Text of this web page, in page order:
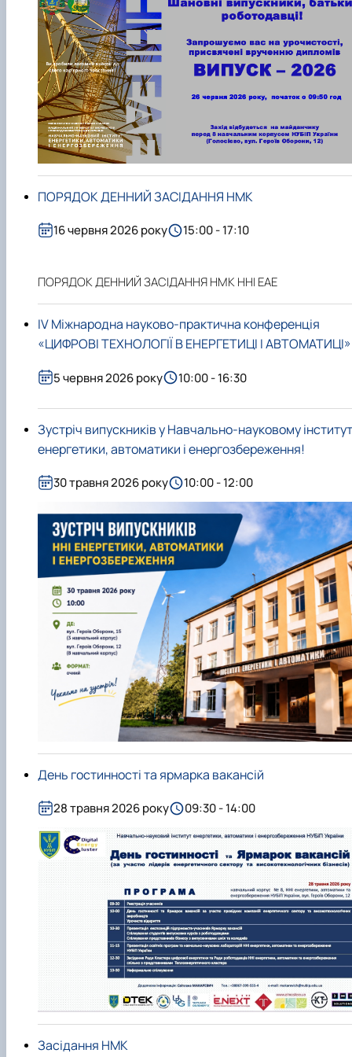
Новини
ПОРЯДОК ДЕННИЙ ЗАСІДАННЯ НМК
ПОРЯДОК ДЕННИЙ ЗАСІДАННЯ НМК ННІ ЕАЕ
16 червня 2026 року 15:00 - 17:10
ІV Міжнародна науково-практична конференція
«ЦИФРОВІ ТЕХНОЛОГІЇ В ЕНЕРГЕТИЦІ І АВТОМАТИЦІ»
5 червня 2026 року 10:00 - 16:30
Зустріч випускників у Навчально-науковому
енергетики, автоматики і енергозбереження!
30 травня 2026 року 10:00 - 12:00
День гостинності та ярмарка вакансій
28 травня 2026 року 09:30 - 14:00
Засідання НМК